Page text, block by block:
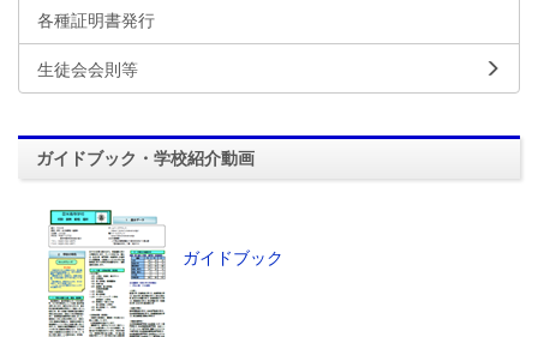
各種証明書発行
生徒会会則等
ガイドブック・学校紹介動画
ガイドブック